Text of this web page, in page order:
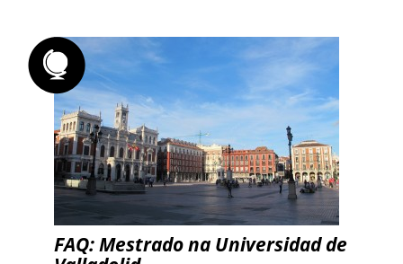
FAQ: Mestrado na Universidad de